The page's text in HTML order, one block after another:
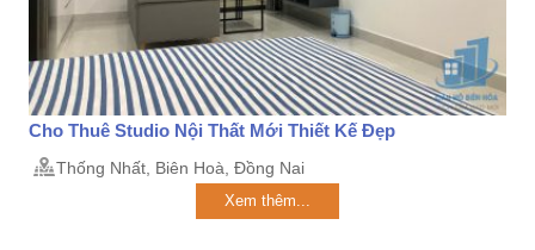
Cho Thuê Studio Nội Thất Mới Thiết Kế Đẹp
Thống Nhất, Biên Hoà, Đồng Nai
Xem thêm...